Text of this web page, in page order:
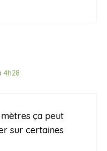
4h28
ça peut
sur certaines